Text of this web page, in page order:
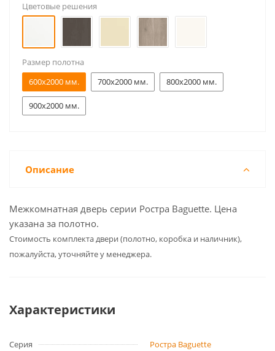
Цветовые решения
Размер полотна
600x2000 мм.
700x2000 мм. 800x2000 мм.
900x2000 мм.
Описание
Межкомнатная дверь серии Ростра Baguette. Цена
указана за полотно.
Cтоимость комплекта двери (полотно, коробка и наличник),
пожалуйста, уточняйте у менеджера.
Характеристики
Серия
Ростра Baguette